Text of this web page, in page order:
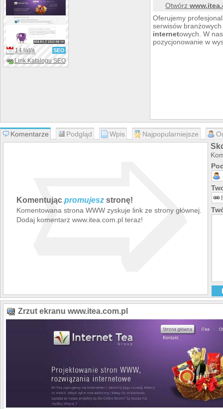
14 lat/a SEO
Link Katalogu SEO
Otwórz
Oferujemy
serwisów
internetowych. W
pozycjonowanie w
Komentarze Podgląd Wpis Najpopularniejsze
Komentując promujesz stronę!
Komentowana strona WWW zyskuje link ze strony głównej.
Dodaj komentarz www.itea.com.pl teraz!
➯
Zrzut ekranu www.itea.com.pl